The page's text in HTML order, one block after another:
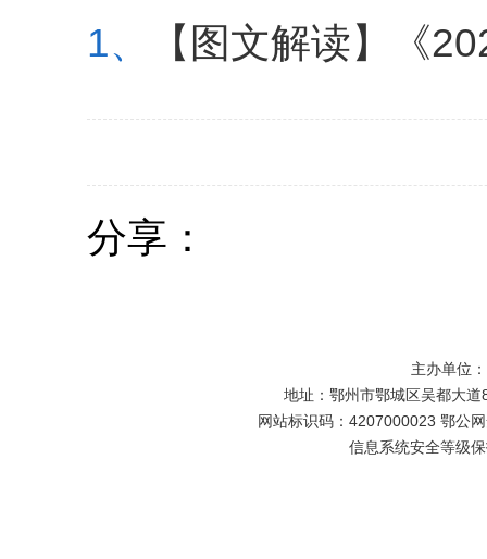
1、 【图文解读】《
分享：
主办单位
地址：鄂州市鄂城区吴都大
网站标识码：4207000023 鄂公
信息系统安全等级